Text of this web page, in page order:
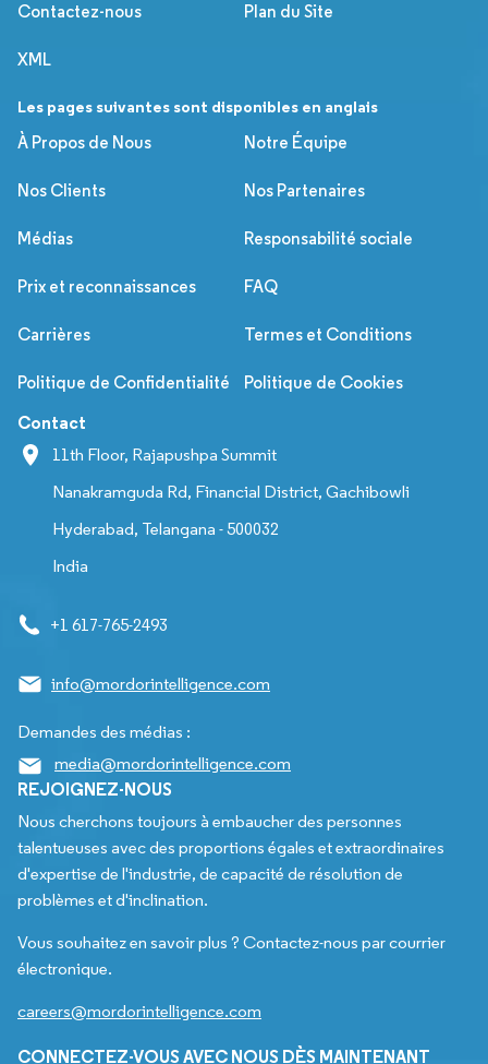
Contactez-nous Plan du Site
XML
Les pages suivantes sont disponibles en anglais
À Propos de Nous
Notre Équipe
Nos Clients Nos Partenaires
Médias Responsabilité sociale
Prix et reconnaissances FAQ
Carrières Termes et Conditions
Politique de Confidentialité Politique de Cookies
Contact
11th Floor, Rajapushpa Summit
Nanakramguda Rd, Financial District, Gachibowli
Hyderabad, Telangana - 500032
India
+1 617-765-2493
info@mordorintelligence.com
Demandes des médias :
media@mordorintelligence.com
REJOIGNEZ-NOUS
Nous cherchons toujours à embaucher des personnes
talentueuses avec des proportions égales et extraordinaires
d'expertise de l'industrie, de capacité de résolution de
problèmes et d'inclination.
Vous souhaitez en savoir plus ? Contactez-nous par courrier
électronique.
careers@mordorintelligence.com
CONNECTEZ-VOUS AVEC NOUS DÈS MAINTENANT